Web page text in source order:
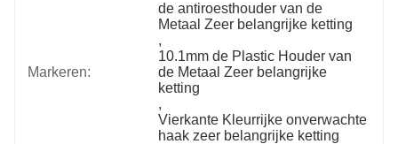
Markeren:
de antiroesthouder van de
Metaal Zeer belangrijke ketting
,
10.1mm de Plastic Houder van
de Metaal Zeer belangrijke
ketting
,
Vierkante Kleurrijke onverwachte
haak zeer belangrijke ketting